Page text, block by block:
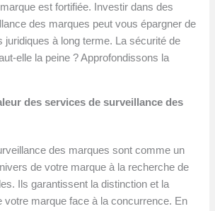
est fortifiée. Investir dans des
des marques peut vous épargner de
juridiques à long terme. La sécurité de
elle la peine ? Approfondissons la
des services de surveillance des
des marques sont comme un
de votre marque à la recherche de
Ils garantissent la distinction et la
votre marque face à la concurrence. En